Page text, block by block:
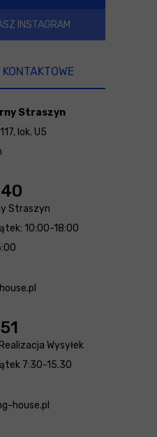
INSTAGRAM
Straszyn
lok. U5
Straszyn
10:00-18:00
Wysyłek
7:30-15.30
house.pl